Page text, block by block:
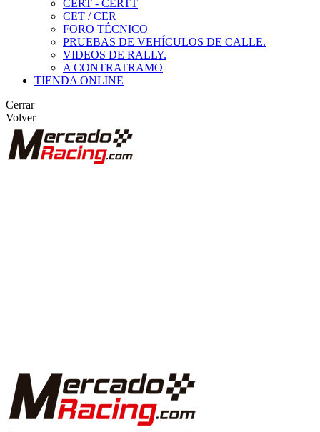
CERT - CERTT
CET / CER
FORO TÉCNICO
PRUEBAS DE VEHÍCULOS DE CALLE.
VIDEOS DE RALLY.
A CONTRATRAMO
TIENDA ONLINE
Cerrar
Volver
Porsche
Skoda
OTRAS MARCAS